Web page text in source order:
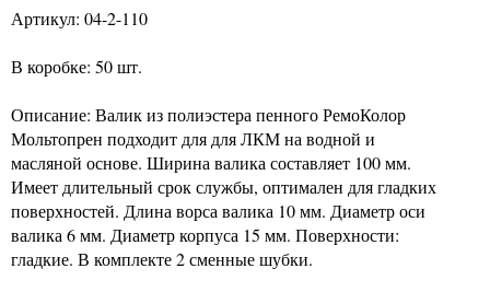
Артикул: 04-2-110
В коробке: 50 шт.
Описание: Валик из полиэстера пенного РемоКолор
Мольтопрен подходит для для ЛКМ на водной и
масляной основе. Ширина валика составляет 100 мм.
Имеет длительный срок службы, оптимален для гладких
поверхностей. Длина ворса валика 10 мм. Диаметр оси
валика 6 мм. Диаметр корпуса 15 мм. Поверхности:
гладкие. В комплекте 2 сменные шубки.